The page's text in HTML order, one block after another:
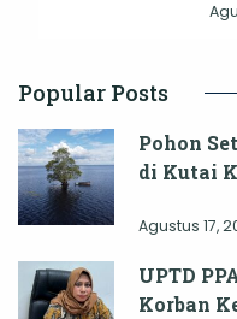
Popular Posts
Pohon
di Kutai
Agustus 17,
UPTD
Korban